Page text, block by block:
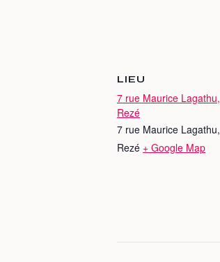
LIEU
7 rue Maurice Lagathu,
Rezé
7 rue Maurice Lagathu,
Rezé + Google Map